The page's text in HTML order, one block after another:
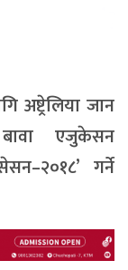
अष्ट्रेलिया जान
बावा एजुकेसन
गर्ने